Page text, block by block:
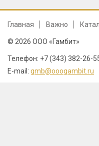
Главная Важно
© 2026 ООО «Гамбит»
Телефон: +7 (343) 382-
E-mail: gmb@ooogambit.ru